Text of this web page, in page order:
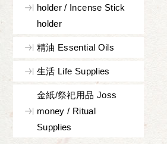
holder / Incense Stick
holder
精油 Essential Oils
生活 Life Supplies
金紙/祭祀用品 Joss
money / Ritual
Supplies